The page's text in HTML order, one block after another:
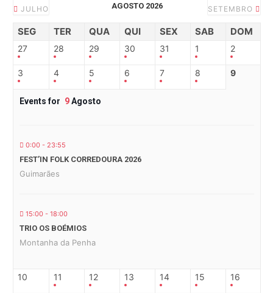
JULHO AGOSTO 2026 SETEMBRO
SEG TER QUA QUI SEX SAB DOM
27 28 29 30 31 1 2
3 4 5 6 7 8 9
Events for 9Agosto
0:00 - 23:55
FEST’IN FOLK CORREDOURA 2026
Guimarães
15:00 - 18:00
TRIO OS BOÉMIOS
Montanha da Penha
10 11 12 13 14 15 16